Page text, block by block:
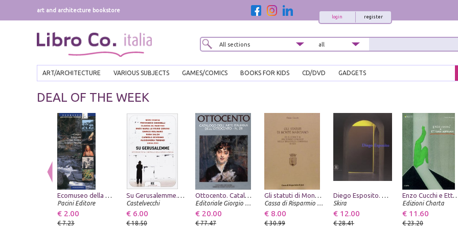
art and architecture bookstore
register
login
ART/ARCHITECTURE VARIOUS SUBJECTS GAMES/COMICS BOOKS FOR KIDS CD/DVD GADGETS
DEAL OF THE WEEK
Ecomuseo della Montagna Pistoiese. Cinque Itinerari nel Tempo e nello Spazio
Pacini Editore
€ 2.00
€ 7.23
Su Gerusalemme. Strategie per il controllo dello spazio urbano
Castelvecchi
€ 6.00
€ 18.50
Ottocento. Catalogo dell'arte italiana dell'Ottocento. VOL. 28
Editoriale Giorgio Mondadori
€ 20.00
€ 77.47
Gli statuti di Monte Marciano ed il codice 36 del "Fondo Colocci" nella Biblioteca Comunale di Jesi
Cassa di Risparmio di Jesi
€ 8.00
€ 30.99
Diego Esposito. Passaggi
Skira
€ 12.00
€ 28.41
Enzo Cucchi e
Edizioni Charta
€ 11.60
€ 23.20